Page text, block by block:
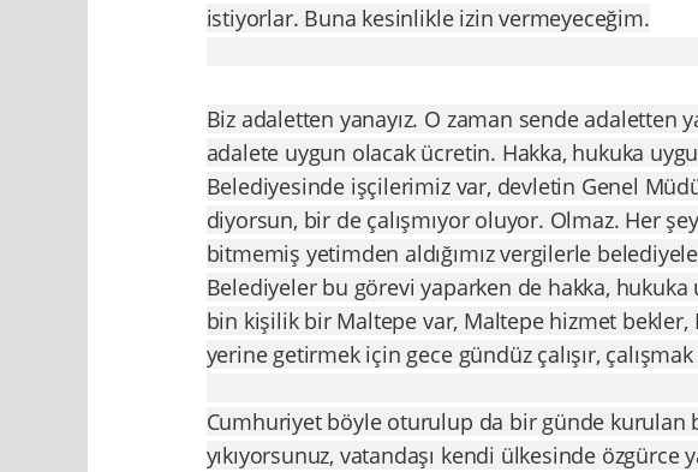
istiyorlar. Buna kesinlikle izin vermeyeceğim.
Biz adaletten yanayız. O zaman sende adaletten
adalete uygun olacak ücretin. Hakka, hukuka
Belediyesinde işçilerimiz var, devletin Genel
diyorsun, bir de çalışmıyor oluyor. Olmaz. Her
bitmemiş yetimden aldığımız vergilerle
Belediyeler bu görevi yaparken de hakka,
bin kişilik bir Maltepe var, Maltepe hizmet bekler,
yerine getirmek için gece gündüz çalışır,
Cumhuriyet böyle oturulup da bir günde kurulan
yıkıyorsunuz, vatandaşı kendi ülkesinde özgürce